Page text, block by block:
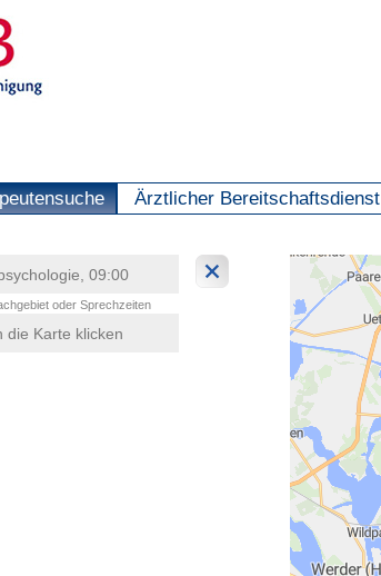
Ärztlicher Bereitschaftsdienst
oder Sprechzeiten